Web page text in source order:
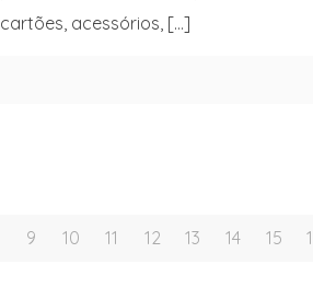
cartões, acessórios,[…]
9 10 11 12 13 14 15